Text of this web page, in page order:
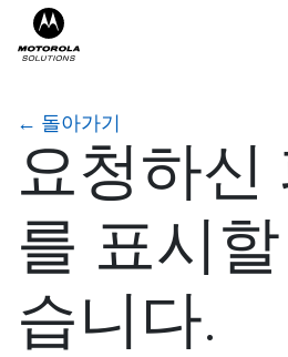
← 돌아가기
요청하신
를 표시
습니다.